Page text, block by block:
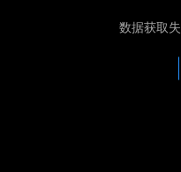
数据获取